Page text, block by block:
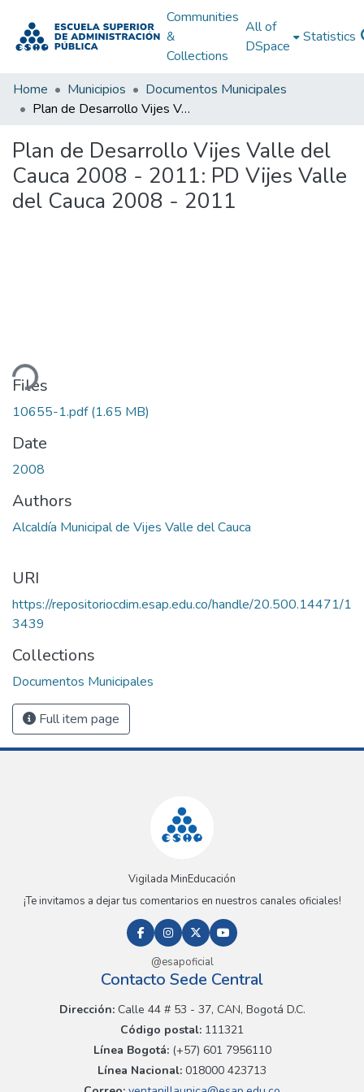
Communities
&
Collections
All of
DSpace
Statistics
Home Municipios
Documentos Municipales
Plan de Desarrollo Vijes Valle del Cauca 2008 - 2011: PD Vijes Valle del Cauca 2008 - 2011
Plan de Desarrollo Vijes Valle del
Cauca 2008 - 2011: PD Vijes Valle
del Cauca 2008 - 2011
Files
10655-1.pdf(1.65 MB)
Date
2008
Authors
Alcaldía Municipal de Vijes Valle del Cauca
URI
https://repositoriocdim.esap.edu.co/handle/20.500.14471/1
3439
Collections
Documentos Municipales
Full item page
Vigilada MinEducación
¡Te invitamos a dejar tus comentarios en nuestros canales oficiales!
@esapoficial
Contacto Sede Central
Dirección:Calle 44 # 53 - 37, CAN, Bogotá D.C.
Código postal: 111321
Línea Bogotá:(+57) 601 7956110
Línea Nacional: 018000 423713